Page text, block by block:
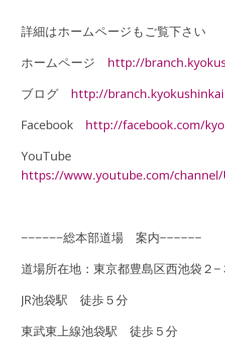
詳細はホームページもご覧下さい
ホームページ http://
ブログ http://
Facebook http://facebook.com/
YouTube
https://www.youtube.com/channel/
−−−−−−総本部道場 案内−−−−−−
道場所在地：東京都豊島区西池袋２−
JR池袋駅 徒歩５分
東武東上線池袋駅 徒歩５分